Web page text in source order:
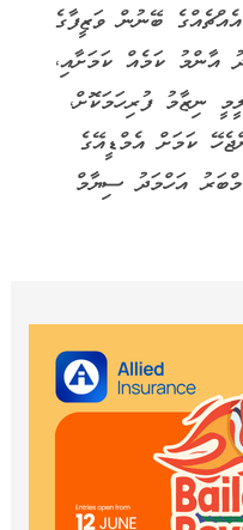
ބޭނުން ވަޒީފާގެ
އާންމު ކަމެއް ކަމަށާއި،
ނިޒާމު ފުރިހަމަކޮށް،
ކަމަށް އެމްޑީއޭގެ
އަހްމަދު ސިޔާމް